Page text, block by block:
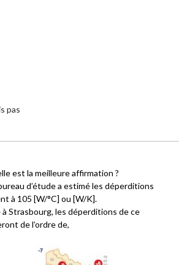
pas
est la meilleure affirmation ?
d’étude a estimé les déperditions
à 105 [W/°C] ou [W/K].
à Strasbourg, les déperditions de ce
de l’ordre de,